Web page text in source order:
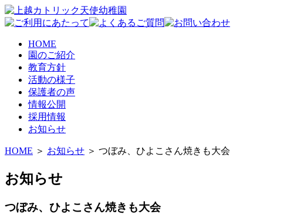
HOME
園のご紹介
教育方針
活動の様子
保護者の声
情報公開
採用情報
お知らせ
HOME ＞ お知らせ ＞ つぼみ、ひよこさん焼きも大会
お知らせ
つぼみ、ひよこさん焼きも大会